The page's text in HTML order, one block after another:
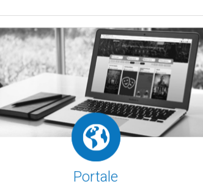
Portale